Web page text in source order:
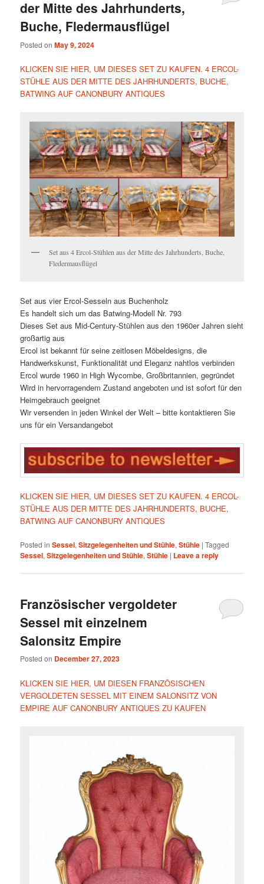
der Mitte des Jahrhunderts,
Buche, Fledermausflügel
Posted onMay 9, 2024
KLICKEN SIE HIER, UM DIESES SET ZU KAUFEN. 4 ERCOL-
STÜHLE AUS DER MITTE DES JAHRHUNDERTS, BUCHE,
BATWING AUF CANONBURY ANTIQUES
Set aus 4 Ercol-Stühlen aus der Mitte des Jahrhunderts, Buche,
Fledermausflügel
Set aus vier Ercol-Sesseln aus Buchenholz
Es handelt sich um das Batwing-Modell Nr. 793
Dieses Set aus Mid-Century-Stühlen aus den 1960er Jahren sieht
großartig aus
Ercol ist bekannt für seine zeitlosen Möbeldesigns, die
Handwerkskunst, Funktionalität und Eleganz nahtlos verbinden
Ercol wurde 1960 in High Wycombe, Großbritannien, gegründet
Wird in hervorragendem Zustand angeboten und ist sofort für den
Heimgebrauch geeignet
Wir versenden in jeden Winkel der Welt – bitte kontaktieren Sie
uns für ein Versandangebot
KLICKEN SIE HIER, UM DIESES SET ZU KAUFEN. 4 ERCOL-
STÜHLE AUS DER MITTE DES JAHRHUNDERTS, BUCHE,
BATWING AUF CANONBURY ANTIQUES
Posted in Sessel,Sitzgelegenheiten und Stühle,Stühle |Tagged
Sessel,Sitzgelegenheiten und Stühle,Stühle | Leave a reply
Französischer vergoldeter
Sessel mit einzelnem
Salonsitz Empire
Posted on December 27, 2023
KLICKEN SIE HIER, UM DIESEN FRANZÖSISCHEN
VERGOLDETEN SESSEL MIT EINEM SALONSITZ VON
EMPIRE AUF CANONBURY ANTIQUES ZU KAUFEN